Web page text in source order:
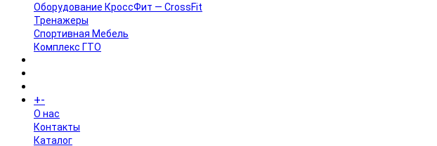
Оборудование КроссФит — CrossFit
Тренажеры
Спортивная Мебель
Комплекс ГТО
+-
O нас
Контакты
Каталог